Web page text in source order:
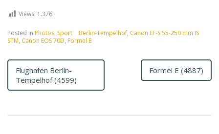
Views: 1.376
Posted in Photos, Sport Berlin-Tempelhof, Canon EF-S 55-250 mm IS
STM, Canon EOS 70D, Formel E
Flughafen Berlin-
Tempelhof (4599)
Formel E (4887)